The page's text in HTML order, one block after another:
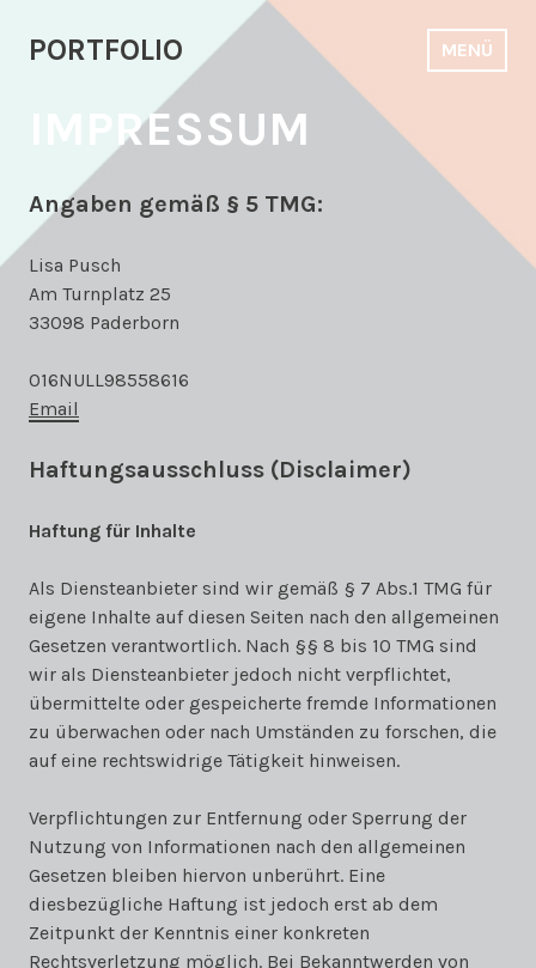
Inhalt
PORTFOLIO MENÜ
IMPRESSUM
Angaben gemäß § 5 TMG:
Lisa Pusch
Am Turnplatz 25
33098 Paderborn
016NULL98558616
Email
Haftungsausschluss (Disclaimer)
Haftung für Inhalte
Als Diensteanbieter sind wir gemäß § 7 Abs.1 TMG für
eigene Inhalte auf diesen Seiten nach den allgemeinen
Gesetzen verantwortlich. Nach §§ 8 bis 10 TMG sind
wir als Diensteanbieter jedoch nicht verpflichtet,
übermittelte oder gespeicherte fremde Informationen
zu überwachen oder nach Umständen zu forschen, die
auf eine rechtswidrige Tätigkeit hinweisen.
Verpflichtungen zur Entfernung oder Sperrung der
Nutzung von Informationen nach den allgemeinen
Gesetzen bleiben hiervon unberührt. Eine
diesbezügliche Haftung ist jedoch erst ab dem
Zeitpunkt der Kenntnis einer konkreten
Rechtsverletzung möglich. Bei Bekanntwerden von